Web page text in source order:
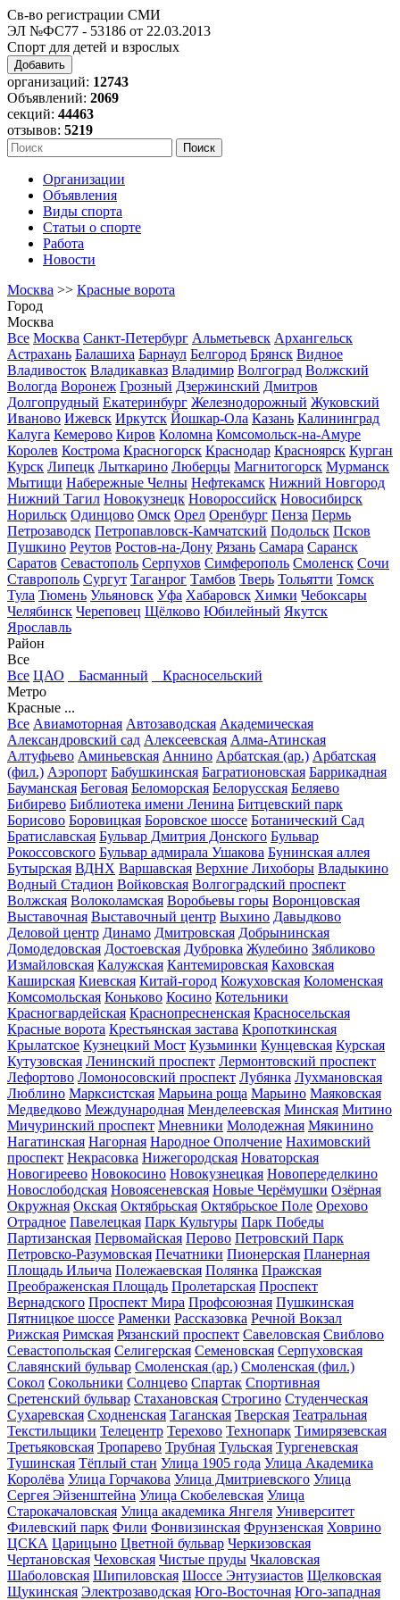
Св-во регистрации СМИ
ЭЛ №ФС77 - 53186 от 22.03.2013
Спорт для детей и взрослых
Добавить
организаций: 12743
Объявлений: 2069
секций: 44463
отзывов: 5219
Организации
Объявления
Виды спорта
Статьи о спорте
Работа
Новости
Москва >> Красные ворота
Город
Москва
Все Москва Санкт-Петербург Альметьевск Архангельск
Астрахань Балашиха Барнаул Белгород Брянск Видное
Владивосток Владикавказ Владимир Волгоград Волжский
Вологда Воронеж Грозный Дзержинский Дмитров
Долгопрудный Екатеринбург Железнодорожный Жуковский
Иваново Ижевск Иркутск Йошкар-Ола Казань Калининград
Калуга Кемерово Киров Коломна Комсомольск-на-Амуре
Королев Кострома Красногорск Краснодар Красноярск Курган
Курск Липецк Лыткарино Люберцы Магнитогорск Мурманск
Мытищи Набережные Челны Нефтекамск Нижний Новгород
Нижний Тагил Новокузнецк Новороссийск Новосибирск
Норильск Одинцово Омск Орел Оренбург Пенза Пермь
Петрозаводск Петропавловск-Камчатский Подольск Псков
Пушкино Реутов Ростов-на-Дону Рязань Самара Саранск
Саратов Севастополь Серпухов Симферополь Смоленск Сочи
Ставрополь Сургут Таганрог Тамбов Тверь Тольятти Томск
Тула Тюмень Ульяновск Уфа Хабаровск Химки Чебоксары
Челябинск Череповец Щёлково Юбилейный Якутск
Ярославль
Район
Все
Все ЦАО Басманный
Красносельский
Метро
Красные ...
Все Авиамоторная Автозаводская Академическая
Александровский сад Алексеевская Алма-Атинская
Алтуфьево Аминьевская Аннино Арбатская (ар.) Арбатская
(фил.) Аэропорт Бабушкинская Багратионовская Баррикадная
Бауманская Беговая Беломорская Белорусская Беляево
Бибирево Библиотека имени Ленина Битцевский парк
Борисово Боровицкая Боровское шоссе Ботанический Сад
Братиславская Бульвар Дмитрия Донского Бульвар
Рокоссовского Бульвар адмирала Ушакова Бунинская аллея
Бутырская ВДНХ Варшавская Верхние Лихоборы Владыкино
Водный Стадион Войковская Волгоградский проспект
Волжская Волоколамская Воробьевы горы Воронцовская
Выставочная Выставочный центр Выхино Давыдково
Деловой центр Динамо Дмитровская Добрынинская
Домодедовская Достоевская Дубровка Жулебино Зябликово
Измайловская Калужская Кантемировская Каховская
Каширская Киевская Китай-город Кожуховская Коломенская
Комсомольская Коньково Косино Котельники
Красногвардейская Краснопресненская Красносельская
Красные ворота Крестьянская застава Кропоткинская
Крылатское Кузнецкий Мост Кузьминки Кунцевская Курская
Кутузовская Ленинский проспект Лермонтовский проспект
Лефортово Ломоносовский проспект Лубянка Лухмановская
Люблино Марксистская Марьина роща Марьино Маяковская
Медведково Международная Менделеевская Минская Митино
Мичуринский проспект Мневники Молодежная Мякинино
Нагатинская Нагорная Народное Ополчение Нахимовский
проспект Некрасовка Нижегородская Новаторская
Новогиреево Новокосино Новокузнецкая Новопеределкино
Новослободская Новоясеневская Новые Черёмушки Озёрная
Окружная Окская Октябрьская Октябрьское Поле Орехово
Отрадное Павелецкая Парк Культуры Парк Победы
Партизанская Первомайская Перово Петровский Парк
Петровско-Разумовская Печатники Пионерская Планерная
Площадь Ильича Полежаевская Полянка Пражская
Преображенская Площадь Пролетарская Проспект
Вернадского Проспект Мира Профсоюзная Пушкинская
Пятницкое шоссе Раменки Рассказовка Речной Вокзал
Рижская Римская Рязанский проспект Савеловская Свиблово
Севастопольская Селигерская Семеновская Серпуховская
Славянский бульвар Смоленская (ар.) Смоленская (фил.)
Сокол Сокольники Солнцево Спартак Спортивная
Сретенский бульвар Стахановская Строгино Студенческая
Сухаревская Сходненская Таганская Тверская Театральная
Текстильщики Телецентр Терехово Технопарк Тимирязевская
Третьяковская Тропарево Трубная Тульская Тургеневская
Тушинская Тёплый стан Улица 1905 года Улица Академика
Королёва Улица Горчакова Улица Дмитриевского Улица
Сергея Эйзенштейна Улица Скобелевская Улица
Старокачаловская Улица академика Янгеля Университет
Филевский парк Фили Фонвизинская Фрунзенская Ховрино
ЦСКА Царицыно Цветной бульвар Черкизовская
Чертановская Чеховская Чистые пруды Чкаловская
Шаболовская Шипиловская Шоссе Энтузиастов Щелковская
Щукинская Электрозаводская Юго-Восточная Юго-западная